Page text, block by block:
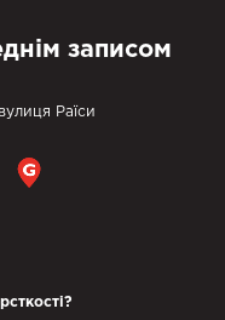
записом
Раїси